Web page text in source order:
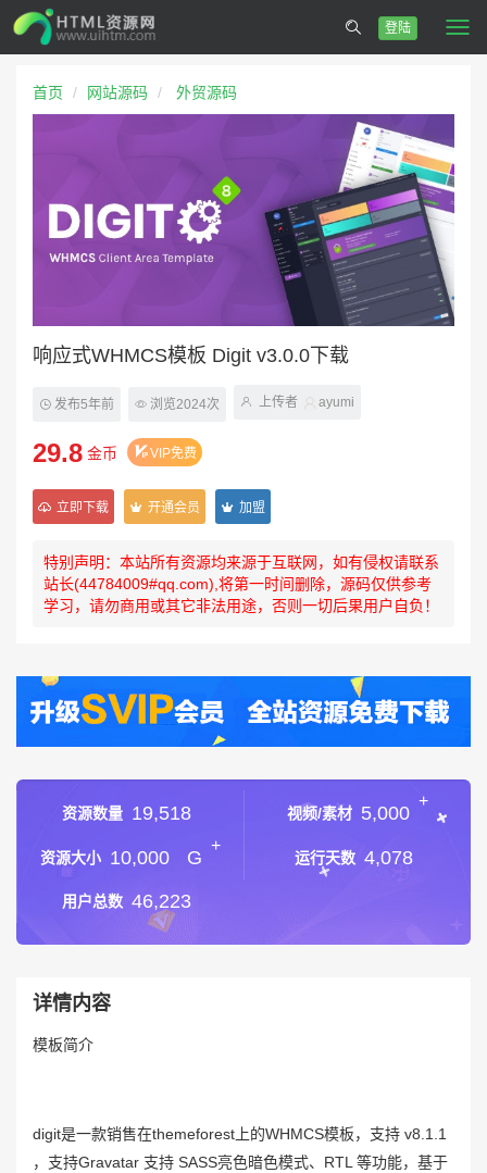
登陆
首页 网站源码 外贸源码
响应式WHMCS模板 Digit v3.0.0下载
发布5年前 浏览2024次 上传者 ayumi
29.8 金币 VIP免费
立即下载 开通会员 加盟
特别声明：本站所有资源均来源于互联网，如有侵权请联系
站长(44784009#qq.com),将第一时间删除，源码仅供参考
学习，请勿商用或其它非法用途，否则一切后果用户自负！
资源数量 19,518 视频/素材 5,000
+
资源大小 10,000 G
+
运行天数 4,078
用户总数 46,223
详情内容
模板简介
digit是一款销售在themeforest上的WHMCS模板，支持 v8.1.1
，支持Gravatar 支持 SASS亮色暗色模式、RTL 等功能，基于